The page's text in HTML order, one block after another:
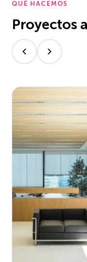
QUÉ HACEMOS
Proyectos